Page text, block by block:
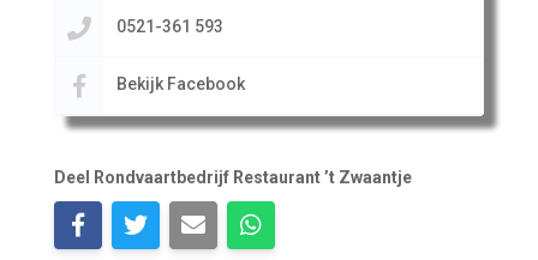
0521-361 593
Bekijk Facebook
Deel Rondvaartbedrijf Restaurant ’t Zwaantje